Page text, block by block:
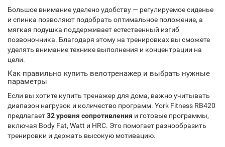
Большое внимание уделено удобству — регулируемое сиденье
и спинка позволяют подобрать оптимальное положение, а
мягкая подушка поддерживает естественный изгиб
позвоночника. Благодаря этому на тренировках вы сможете
уделять внимание технике выполнения и концентрации на
цели.
Как правильно купить велотренажер и выбрать нужные
параметры
Если вы хотите купить тренажер для дома, важно учитывать
диапазон нагрузок и количество программ. York Fitness RB420
предлагает32 уровня сопротивления и готовые программы,
включая Body Fat, Watt и HRC. Это помогает разнообразить
тренировки и держать высокую мотивацию.